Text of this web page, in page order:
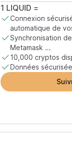
1 LIQUID =
Connexion
automatique de
Synchronisation
Metamask ...
10,000 cryptos
Données